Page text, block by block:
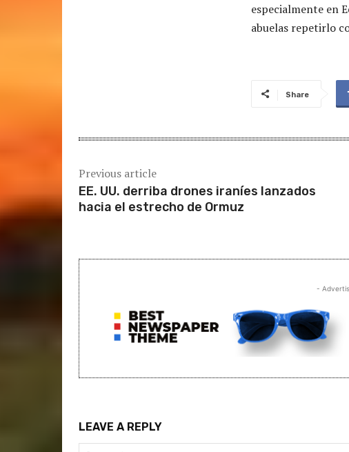
especialmente en
abuelas repetirlo
Share
Previous article
EE. UU. derriba drones iraníes lanzados
hacia el estrecho de Ormuz
-
LEAVE A REPLY